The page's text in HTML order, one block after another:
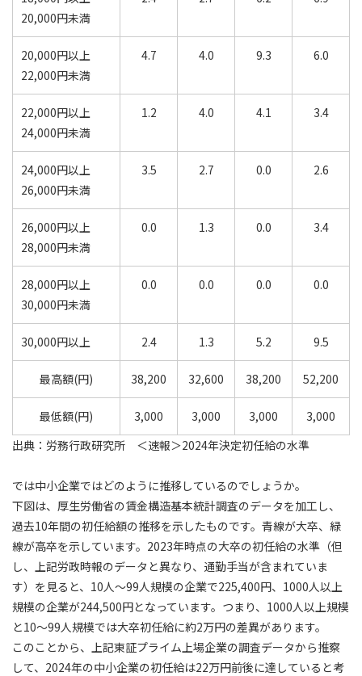
20,000円未満
20,000円以上
22,000円未満
4.7 4.0 9.3 6.0
22,000円以上
24,000円未満
1.2 4.0 4.1 3.4
24,000円以上
26,000円未満
3.5 2.7 0.0 2.6
26,000円以上
28,000円未満
0.0 1.3 0.0 3.4
28,000円以上
30,000円未満
0.0 0.0 0.0 0.0
30,000円以上 2.4 1.3 5.2 9.5
最高額(円) 38,200 32,600 38,200 52,200
最低額(円) 3,000 3,000 3,000
3,000
出典：労務行政研究所 ＜速報＞2024年決定初任給の水準
では中小企業ではどのように推移しているのでしょうか。
下図は、厚生労働省の賃金構造基本統計調査のデータを加工し、
過去10年間の初任給額の推移を示したものです。青線が大卒、緑
線が高卒を示しています。2023年時点の大卒の初任給の水準（但
し、上記労政時報のデータと異なり、通勤手当が含まれていま
す）を見ると、10人～99人規模の企業で225,400円、1000人以上
規模の企業が244,500円となっています。つまり、1000人以上規模
と10～99人規模では大卒初任給に約2万円の差異があります。
このことから、上記東証プライム上場企業の調査データから推察
して、2024年の中小企業の初任給は22万円前後に達していると考